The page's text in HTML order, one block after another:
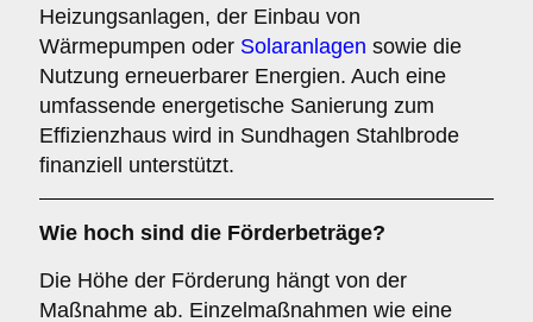
Heizungsanlagen, der Einbau von
Wärmepumpen oder Solaranlagen sowie die
Nutzung erneuerbarer Energien. Auch eine
umfassende energetische Sanierung zum
Effizienzhaus wird in Sundhagen Stahlbrode
finanziell unterstützt.
Wie hoch sind die Förderbeträge?
Die Höhe der Förderung hängt von der
Maßnahme ab. Einzelmaßnahmen wie eine